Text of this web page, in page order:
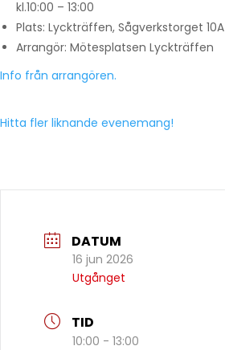
kl.10:00 – 13:00
Plats: Lyckträffen, Sågverkstorget 10A
Arrangör: Mötesplatsen Lyckträffen
Info från arrangören.
Hitta fler liknande evenemang!
DATUM
16 jun 2026
Utgånget
TID
10:00 - 13:00